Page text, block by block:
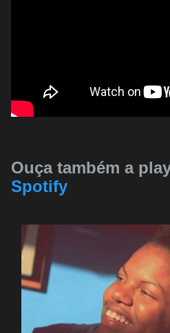
Ouça também a
Spotify